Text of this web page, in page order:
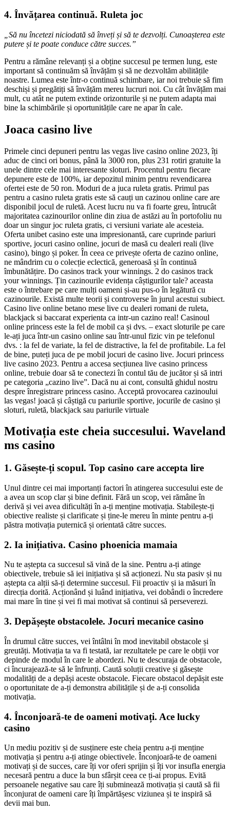
4. Învățarea continuă. Ruleta joc
„Să nu încetezi niciodată să înveți și să te dezvolți. Cunoașterea este
putere și te poate conduce către succes.”
Pentru a rămâne relevanți și a obține succesul pe termen lung, este
important să continuăm să învățăm și să ne dezvoltăm abilitățile
noastre. Lumea este într-o continuă schimbare, iar noi trebuie să fim
deschiși și pregătiți să învățăm mereu lucruri noi. Cu cât învățăm mai
mult, cu atât ne putem extinde orizonturile și ne putem adapta mai
bine la schimbările și oportunitățile care ne apar în cale.
Joaca casino live
Primele cinci depuneri pentru las vegas live casino online 2023, îți
aduc de cinci ori bonus, până la 3000 ron, plus 231 rotiri gratuite la
unele dintre cele mai interesante sloturi. Procentul pentru fiecare
depunere este de 100%, iar depozitul minim pentru revendicarea
ofertei este de 50 ron. Moduri de a juca ruleta gratis. Primul pas
pentru a casino ruleta gratis este să cauți un cazinou online care are
disponibil jocul de ruletă. Acest lucru nu va fi foarte greu, întrucât
majoritatea cazinourilor online din ziua de astăzi au în portofoliu nu
doar un singur joc ruleta gratis, ci versiuni variate ale acesteia.
Oferta unibet casino este una impresionantă, care cuprinde pariuri
sportive, jocuri casino online, jocuri de masă cu dealeri reali (live
casino), bingo și poker. În ceea ce privește oferta de cazino online,
ne mândrim cu o colecție eclectică, generoasă și în continuă
îmbunătățire. Do casinos track your winnings. 2 do casinos track
your winnings. Țin cazinourile evidența câștigurilor tale? aceasta
este o întrebare pe care mulți oameni și-au pus-o în legătură cu
cazinourile. Există multe teorii și controverse în jurul acestui subiect.
Casino live online betano mese live cu dealeri romani de ruleta,
blackjack si baccarat experienta ca intr-un cazino real! Casinoul
online princess este la fel de mobil ca și dvs. – exact sloturile pe care
le-ați juca într-un casino online sau într-unul fizic vin pe telefonul
dvs. : la fel de variate, la fel de distractive, la fel de profitabile. La fel
de bine, puteți juca de pe mobil jocuri de casino live. Jocuri princess
live casino 2023. Pentru a accesa secțiunea live casino princess
online, trebuie doar să te conectezi în contul tău de jucător și să intri
pe categoria „cazino live”. Dacă nu ai cont, consultă ghidul nostru
despre înregistrare princess casino. Acceptă provocarea cazinoului
las vegas! joacă și câștigă cu pariurile sportive, jocurile de casino și
sloturi, ruletă, blackjack sau pariurile virtuale
Motivația este cheia succesului. Waveland
ms casino
1. Găsește-ți scopul. Top casino care accepta lire
Unul dintre cei mai importanți factori în atingerea succesului este de
a avea un scop clar și bine definit. Fără un scop, vei rămâne în
derivă și vei avea dificultăți în a-ți menține motivația. Stabilește-ți
obiective realiste și clarificate și ține-le mereu în minte pentru a-ți
păstra motivația puternică și orientată către succes.
2. Ia inițiativa. Casino phoenicia mamaia
Nu te aștepta ca succesul să vină de la sine. Pentru a-ți atinge
obiectivele, trebuie să iei inițiativa și să acționezi. Nu sta pasiv și nu
aștepta ca alții să-ți determine succesul. Fii proactiv și ia măsuri în
direcția dorită. Acționând și luând inițiativa, vei dobândi o încredere
mai mare în tine și vei fi mai motivat să continui să perseverezi.
3. Depășește obstacolele. Jocuri mecanice casino
În drumul către succes, vei întâlni în mod inevitabil obstacole și
greutăți. Motivația ta va fi testată, iar rezultatele pe care le obții vor
depinde de modul în care le abordezi. Nu te descuraja de obstacole,
ci încurajează-te să le înfrunți. Caută soluții creative și găsește
modalități de a depăși aceste obstacole. Fiecare obstacol depășit este
o oportunitate de a-ți demonstra abilitățile și de a-ți consolida
motivația.
4. Înconjoară-te de oameni motivați. Ace lucky
casino
Un mediu pozitiv și de susținere este cheia pentru a-ți menține
motivația și pentru a-ți atinge obiectivele. Înconjoară-te de oameni
motivați și de succes, care îți vor oferi sprijin și îți vor insufla energia
necesară pentru a duce la bun sfârșit ceea ce ți-ai propus. Evită
persoanele negative sau care îți subminează motivația și caută să fii
înconjurat de oameni care îți împărtășesc viziunea și te inspiră să
devii mai bun.